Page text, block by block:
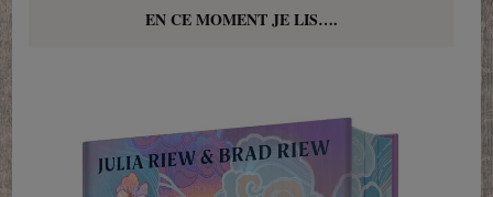
EN CE MOMENT JE LIS….